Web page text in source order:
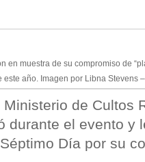
en muestra de su compromiso de
este año. Imagen por Libna Stevens
de Cultos
durante el evento y
Día por su